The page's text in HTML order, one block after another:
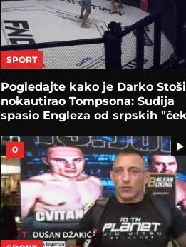
SPORT
Pogledajte kako je Darko
nokautirao Tompsona: Sudija
spasio Engleza od srpskih
0